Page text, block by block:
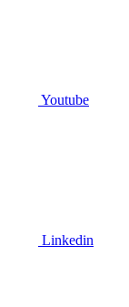
Youtube
Linkedin